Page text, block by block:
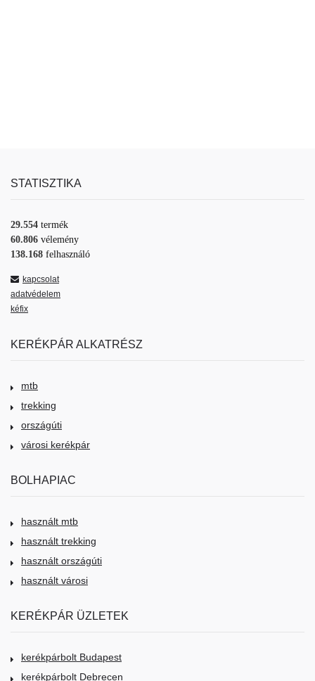
STATISZTIKA
29.554 termék
60.806 vélemény
138.168 felhasználó
kapcsolat
adatvédelem
kéfix
KERÉKPÁR ALKATRÉSZ
mtb
trekking
országúti
városi kerékpár
BOLHAPIAC
használt mtb
használt trekking
használt országúti
használt városi
KERÉKPÁR ÜZLETEK
kerékpárbolt Budapest
kerékpárbolt Debrecen